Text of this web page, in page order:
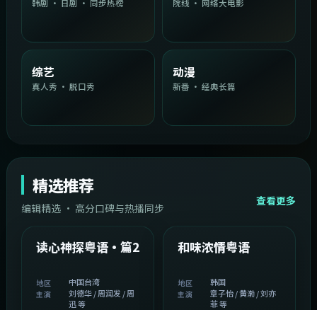
韩剧 · 日剧 · 同步热榜 院线 · 网络大电影
综艺
真人秀 · 脱口秀
动漫
新番 · 经典长篇
精选推荐
编辑精选 · 高分口碑与热播同步
查看更多
精选
中国台湾 1:54:36
读心神探粤语·篇2
地区 中国台湾
主演
刘德华 / 周润发 / 周
迅 等
精选
2:08:51
和味浓情粤语
地区 韩国
主演
章子怡 / 黄渤 / 刘亦
菲 等